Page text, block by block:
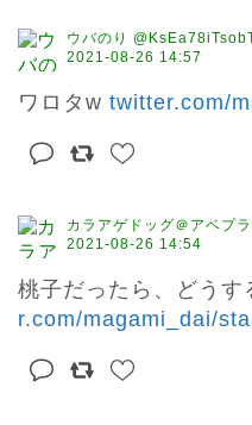
ウバのり
2021-08-26 14:57
ワロタw twitter.com/
カラアゲドッグ＠アベプ
2021-08-26 14:54
桃子だったら、どうす
r.com/magami_dai/sta